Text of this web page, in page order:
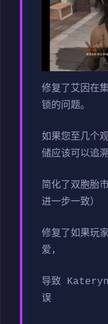
修复了艾因在
锁的问题。
如果您至几个
储应该可以追溯
简化了双胞胎
进一步一致）
修复了如果
爱，
导致
误